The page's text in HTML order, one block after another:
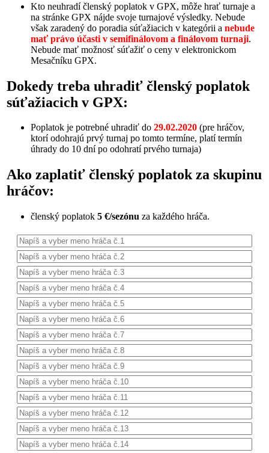
Kto neuhradí členský poplatok v GPX, môže hrať turnaje a
na stránke GPX nájde svoje turnajové výsledky. Nebude
však zaradený do poradia súťažiacich v kategórii a nebude
mať právo účasti v semifinálovom a finálovom turnaji.
Nebude mať možnosť súťažiť o ceny v elektronickom
Mesačníku GPX.
Dokedy treba uhradiť členský poplatok
súťažiacich v GPX:
Poplatok je potrebné uhradiť do 29.02.2020 (pre hráčov,
ktorí odohrajú prvý turnaj po tomto termíne, platí termín
úhrady do 10 dní po odohratí prvého turnaja)
Ako zaplatiť členský poplatok za skupinu
hráčov:
členský poplatok 5 €/sezónu za každého hráča.